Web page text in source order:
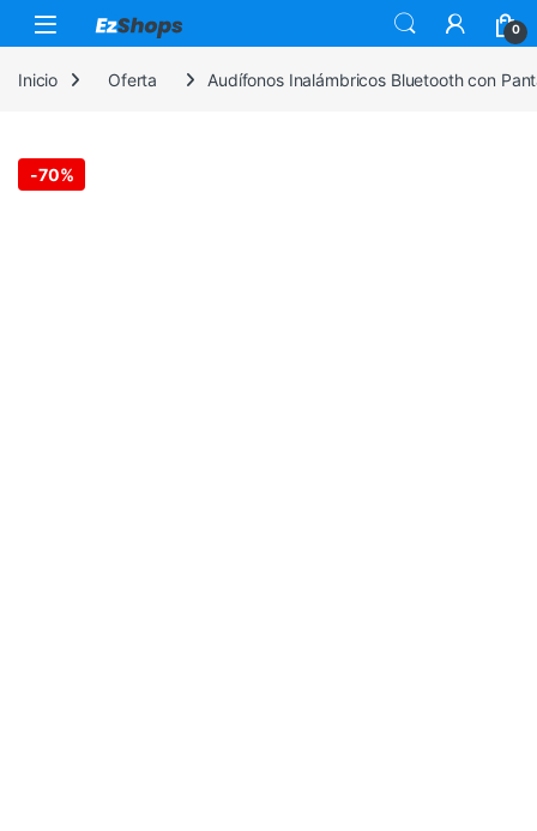
Saltar a la navegación
Saltar al contenido
0
Inicio Oferta Audífonos Inalámbricos Bluetooth con
-70%